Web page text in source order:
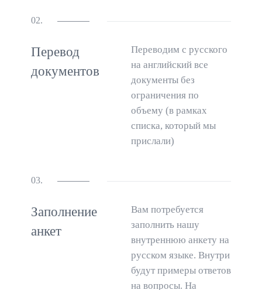
02.
Перевод
документов
Переводим с русского
на английский все
документы без
ограничения по
объему (в рамках
списка, который мы
прислали)
03.
Заполнение
анкет
Вам потребуется
заполнить нашу
внутреннюю анкету на
русском языке. Внутри
будут примеры ответов
на вопросы. На